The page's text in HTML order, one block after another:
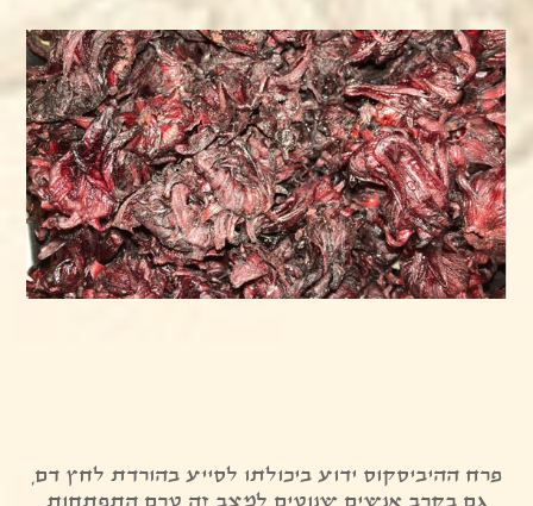
פרח ההיביסקוס ידוע ביכולתו לסייע בהורדת לחץ דם,